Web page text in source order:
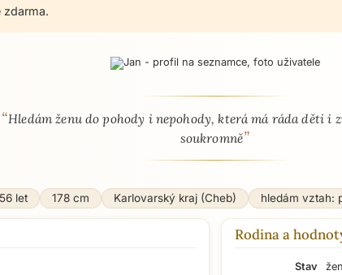
zdarma.
O mně - seznamka profil
“Hledám ženu do pohody i nepohody, která má ráda děti
soukromně”
56 let 178 cm Karlovarský kraj (Cheb) hledám vztah:
Rodina a
Stav